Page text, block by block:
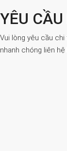
YÊU
Vui lòng yêu cầu
nhanh chóng liên